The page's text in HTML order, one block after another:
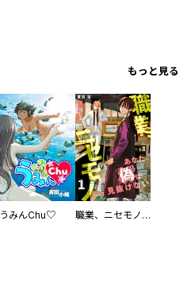
もっと見る
うみんChu♡ 職業、ニセモノ～あなたに偽は見抜けない【電子単行本版】